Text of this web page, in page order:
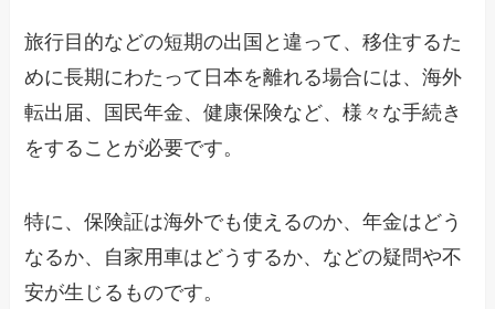
旅行目的などの短期の出国と違って、移住するた
めに長期にわたって日本を離れる場合には、海外
転出届、国民年金、健康保険など、様々な手続き
をすることが必要です。
特に、保険証は海外でも使えるのか、年金はどう
なるか、自家用車はどうするか、などの疑問や不
安が生じるものです。